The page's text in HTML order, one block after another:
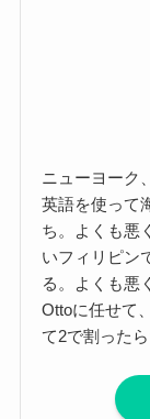
ニューヨーク
英語を使って
ち。よくも悪
いフィリピン
る。よくも悪
Ottoに任せて
て2で割った